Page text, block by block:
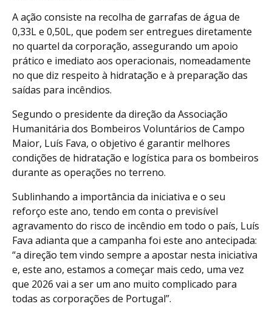
A ação consiste na recolha de garrafas de água de
0,33L e 0,50L, que podem ser entregues diretamente
no quartel da corporação, assegurando um apoio
prático e imediato aos operacionais, nomeadamente
no que diz respeito à hidratação e à preparação das
saídas para incêndios.
Segundo o presidente da direção da Associação
Humanitária dos Bombeiros Voluntários de Campo
Maior, Luís Fava, o objetivo é garantir melhores
condições de hidratação e logística para os bombeiros
durante as operações no terreno.
Sublinhando a importância da iniciativa e o seu
reforço este ano, tendo em conta o previsível
agravamento do risco de incêndio em todo o país, Luís
Fava adianta que a campanha foi este ano antecipada:
“a direção tem vindo sempre a apostar nesta iniciativa
e, este ano, estamos a começar mais cedo, uma vez
que 2026 vai a ser um ano muito complicado para
todas as corporações de Portugal”.